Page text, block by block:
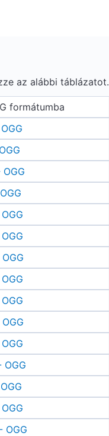
az alábbi táblázatot.
formátumba
OGG
OGG